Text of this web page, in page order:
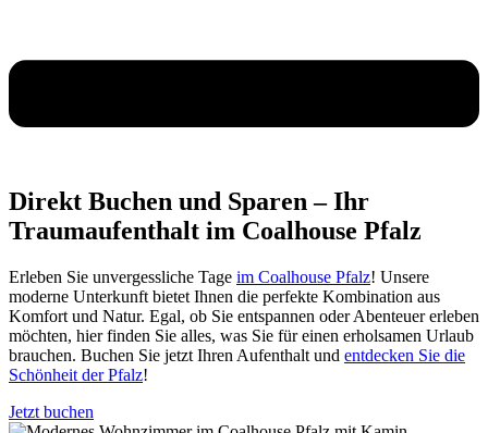
Direkt Buchen und Sparen – Ihr
Traumaufenthalt im Coalhouse Pfalz
Erleben Sie unvergessliche Tage im Coalhouse Pfalz! Unsere
moderne Unterkunft bietet Ihnen die perfekte Kombination aus
Komfort und Natur. Egal, ob Sie entspannen oder Abenteuer erleben
möchten, hier finden Sie alles, was Sie für einen erholsamen Urlaub
brauchen. Buchen Sie jetzt Ihren Aufenthalt und entdecken Sie die
Schönheit der Pfalz!
Jetzt buchen